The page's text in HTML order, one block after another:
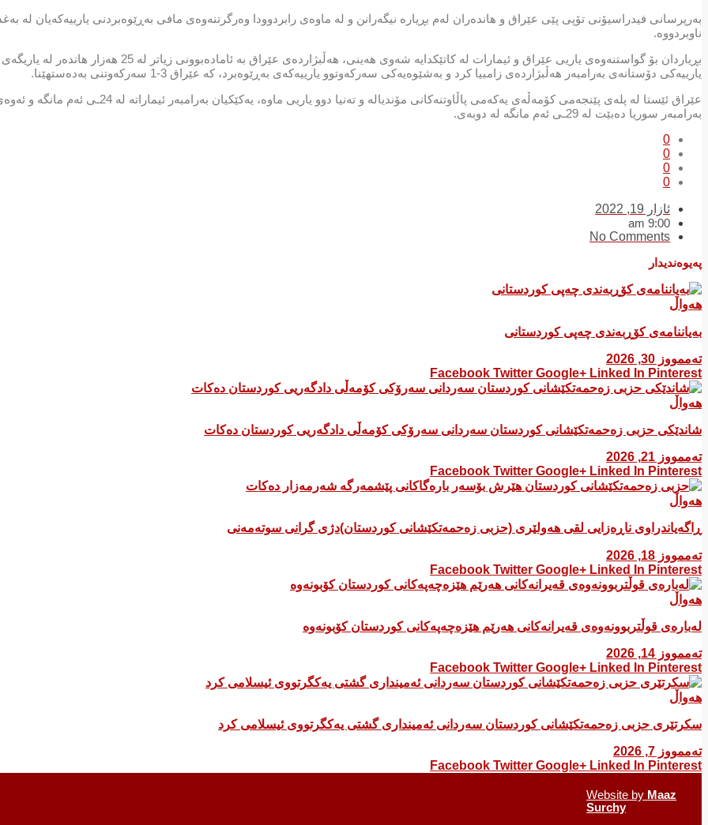
بەرپرسانی فیدراسیۆنی تۆپی پێی عێراق و هاندەران لەم بڕیارە نیگەرانن و لە ماوەی رابردوودا وەرگرتنەوەی مافی بەڕێوەبردنی یارییەکەیان لە
ناوبردووە.
بڕیاردان بۆ گواستنەوەی یاریی عێراق و ئیمارات لە کاتێکدایە شەوی هەینی، هەڵبژاردەی عێراق بە
یارییەکی دۆستانەی بەرامبەر هەڵبژاردەی زامبیا کرد و بەشێوەیەکی سەرکەوتوو یارییەکەی بەڕێوەبرد، کە عێراق 3-1 سەرکەوتنی بەدەستهێنا.
عێراق ئێستا لە پلەی پێنجەمی کۆمەڵەی یەکەمی پاڵاوتنەکانی مۆندیالە و تەنیا دوو یاریی ماوە،
بەرامبەر سوریا دەبێت لە 29ـی ئەم مانگە لە دوبەی.
0
0
0
0
ئازار 19, 2022
9:00 am
No Comments
پەیوەندیدار
هەواڵ
بەیاننامەی کۆڕبەندی چەپی کوردستانی
تەممووز 30, 2026
Facebook Twitter Google+ Linked In Pinterest
هەواڵ
شاندێکی حزبی زەحمەتکێشانی کوردستان سەردانی سەرۆکی کۆمەڵی دادگەریی کوردستان دەکات
تەممووز 21, 2026
Facebook Twitter Google+ Linked In Pinterest
هەواڵ
ڕاگەیاندراوی ناڕەزایی لقی هەولێری (حزبی زەحمەتکێشانی کوردستان)دژی گرانی سوتەمەنی
تەممووز 18, 2026
Facebook Twitter Google+ Linked In Pinterest
هەواڵ
لەبارەی قوڵتربوونەوەی قەیرانەكانی هەرێم هێزەچەپەكانی كوردستان كۆبونەوە
تەممووز 14, 2026
Facebook Twitter Google+ Linked In Pinterest
هەواڵ
سکرتێری حزبی زەحمەتکێشانی کوردستان سەردانی ئەمینداری گشتی یەکگرتووی ئیسلامی کرد
تەممووز 7, 2026
Facebook Twitter Google+ Linked In Pinterest
Website by Maaz
Surchy